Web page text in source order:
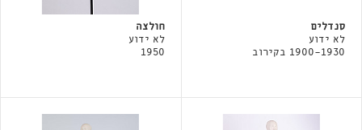
סנדלים
לא ידוע
1900-1930 בקירוב
חולצה
לא ידוע
1950